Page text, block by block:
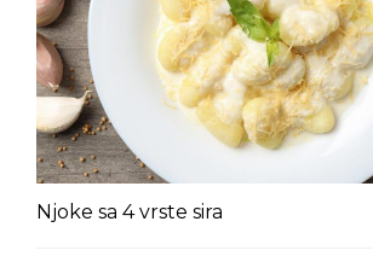
Njoke sa 4 vrste sira